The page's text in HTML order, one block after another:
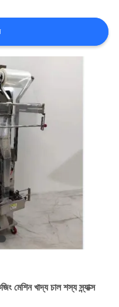
মেশিন খাদ্য চাল শস্য স্ন্যাক্স